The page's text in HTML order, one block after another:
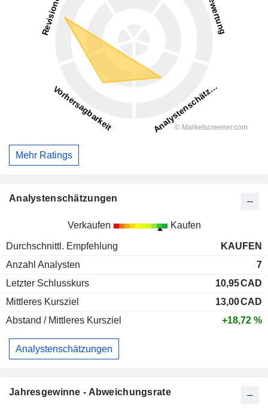
Mehr Ratings
Analystenschätzungen
Verkaufen Kaufen
Durchschnittl. Empfehlung
KAUFEN
Anzahl Analysten
7
Letzter Schlusskurs
10,95CAD
Mittleres Kursziel
13,00CAD
Abstand / Mittleres Kursziel
+18,72 %
Analystenschätzungen
Jahresgewinne - Abweichungsrate